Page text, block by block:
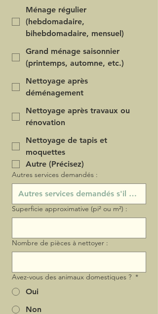
Ménage régulier
(hebdomadaire,
bihebdomadaire, mensuel)
Grand ménage saisonnier
(printemps, automne, etc.)
Nettoyage après
déménagement
Nettoyage après travaux ou
rénovation
Nettoyage de tapis et
moquettes
Autre (Précisez)
Autres services demandés :
Superficie approximative (pi² ou m²) :
Nombre de pièces à nettoyer :
Avez-vous des animaux domestiques ? *
Oui
Non